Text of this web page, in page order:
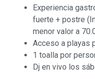
Experiencia
fuerte + postre
menor valor a
Acceso a playas
1 toalla por
Dj en vivo los